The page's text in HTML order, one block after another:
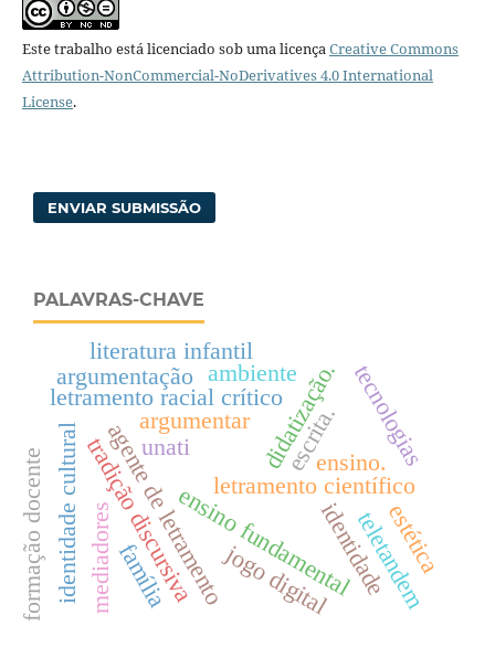
Este trabalho está licenciado sob uma licençaCreative Commons
Attribution-NonCommercial-NoDerivatives 4.0 International
License.
ENVIAR SUBMISSÃO
PALAVRAS-CHAVE
letramento científico
ensino fundamental
agente de letramento
tradição discursiva
didatização.
identidade
letramento racial crítico
jogo digital
identidade cultural
formação docente
tecnologias
unati
teletandem
mediadores
ambiente
família
argumentação
argumentar escrita.ensino.
literatura infantil
estética